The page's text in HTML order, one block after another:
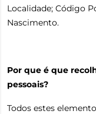
Localidade; Código
Nascimento.
Por que é que
pessoais?
Todos estes